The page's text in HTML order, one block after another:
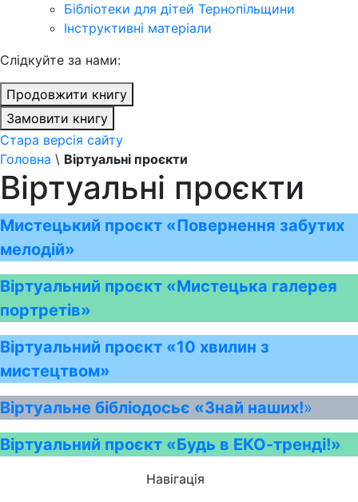
Бібліотеки для дітей Тернопільщини
Інструктивні матеріали
Cлідкуйте за нами:
Продовжити книгу
Замовити книгу
Стара версія сайту
Головна \ Віртуальні проєкти
Віртуальні проєкти
Мистецький проєкт «Повернення забутих
мелодій»
Віртуальний проєкт «Мистецька галерея
портретів»
Віртуальний проєкт «10 хвилин з
мистецтвом»
Віртуальне бібліодосьє «Знай наших!»
Віртуальний проєкт «Будь в ЕКО-тренді!»
Навігація